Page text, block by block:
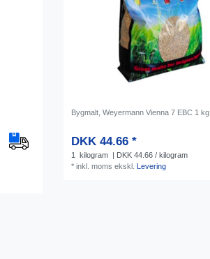
Bygmalt, Weyermann Vienna 7 EBC 1 kg
DKK 44.66 *
1 kilogram
| DKK 44.66 / kilogram
*inkl. moms ekskl. Levering